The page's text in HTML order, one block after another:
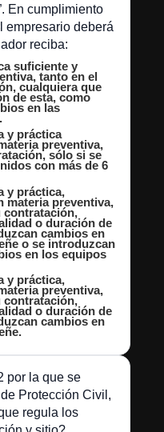
En cumplimiento
empresario deberá
reciba:
suficiente y
tanto en el
cualquiera que
de esta, como
en las
y práctica
preventiva,
sólo si se
con más de 6
y práctica,
materia preventiva,
contratación,
o duración de
cambios en
o se introduzcan
en los equipos
y práctica,
preventiva,
contratación,
o duración de
cambios en
por la que se
Protección Civil,
regula los